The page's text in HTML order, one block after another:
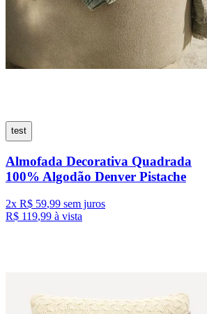
test
Almofada Decorativa Quadrada
100% Algodão Denver Pistache
2x R$ 59,99 sem juros
R$ 119,99 à vista